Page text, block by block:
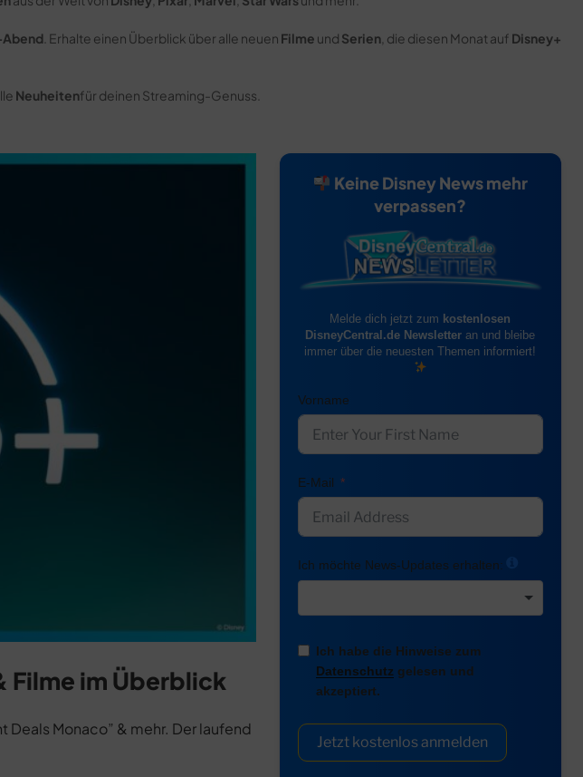
. Erhalte einen Überblick über alle neuen Filme und Serien , die diesen Monat auf Disney+
Neuheitenfür deinen Streaming-Genuss.
Filme im Überblick
Deals Monaco” & mehr. Der laufend
Keine Disney News mehr
verpassen?
Melde dich jetzt zum kostenlosen
DisneyCentral.de Newsletter an und bleibe
immer über die neuesten Themen informiert!
Vorname
E-Mail
Ich möchte News-Updates erhalten:
Ich habe die Hinweise zum
Datenschutz gelesen und
akzeptiert.
Jetzt kostenlos anmelden